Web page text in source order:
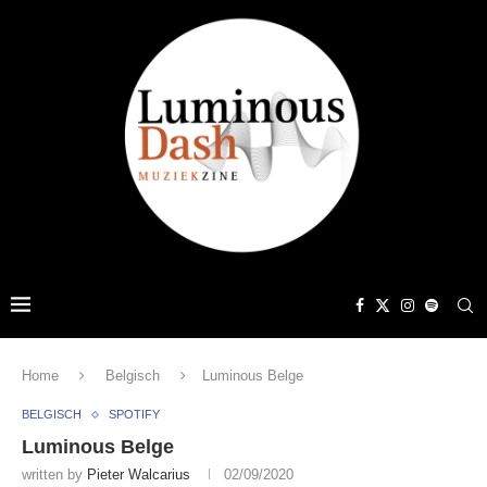
Home Belgisch Luminous Belge
BELGISCH SPOTIFY
Luminous Belge
written by Pieter Walcarius 02/09/2020